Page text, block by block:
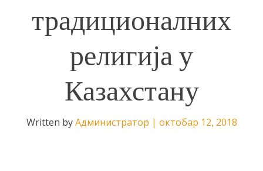
традиционалних
религија у
Казахстану
Written byАдминистратор | октобар 12, 2018